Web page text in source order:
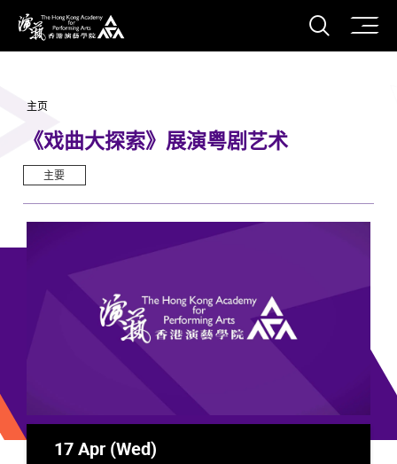
香港演艺学院
打开
主页
《戏曲大探索》展演粤剧艺术
主要
17 Apr (Wed)